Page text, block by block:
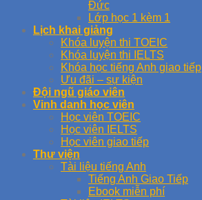
Đức
Lớp học 1 kèm 1
Lịch khai giảng
Khóa luyện thi TOEIC
Khóa luyện thi IELTS
Khóa học tiếng Anh giao tiếp
Ưu đãi – sự kiện
Đội ngũ giáo viên
Vinh danh học viên
Học viên TOEIC
Học viên IELTS
Học viên giao tiếp
Thư viện
Tài liệu tiếng Anh
Tiếng Anh Giao Tiếp
Ebook miễn phí